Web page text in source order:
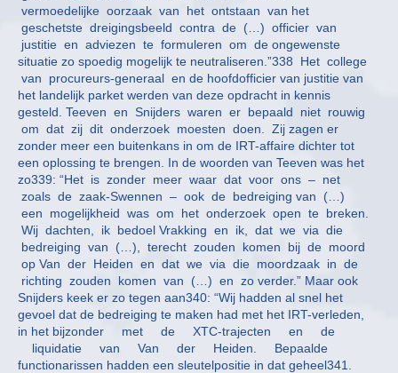
vermoedelijke oorzaak van het ontstaan van het
geschetste dreigingsbeeld contra de (…) officier van
justitie en adviezen te formuleren om de ongewenste
situatie zo spoedig mogelijk te neutraliseren.”338 Het college
van procureurs-generaal en de hoofdofficier van justitie van
het landelijk parket werden van deze opdracht in kennis
gesteld. Teeven en Snijders waren er bepaald niet rouwig
om dat zij dit onderzoek moesten doen. Zij zagen er
zonder meer een buitenkans in om de IRT-affaire dichter tot
een oplossing te brengen. In de woorden van Teeven was het
zo339: “Het is zonder meer waar dat voor ons – net
zoals de zaak-Swennen – ook de bedreiging van (…)
een mogelijkheid was om het onderzoek open te breken.
Wij dachten, ik bedoel Vrakking en ik, dat we via die
bedreiging van (…), terecht zouden komen bij de moord
op Van der Heiden en dat we via die moordzaak in de
richting zouden komen van (…) en zo verder.” Maar ook
Snijders keek er zo tegen aan340: “Wij hadden al snel het
gevoel dat de bedreiging te maken had met het IRT-verleden,
in het bijzonder met de XTC-trajecten en de
liquidatie van Van der Heiden. Bepaalde
functionarissen hadden een sleutelpositie in dat geheel341.